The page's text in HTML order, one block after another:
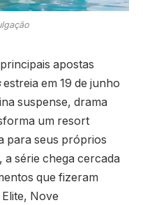
apostas
estreia em 19 de junho
suspense, drama
um resort
para seus próprios
a série chega cercada
que fizeram
Nove